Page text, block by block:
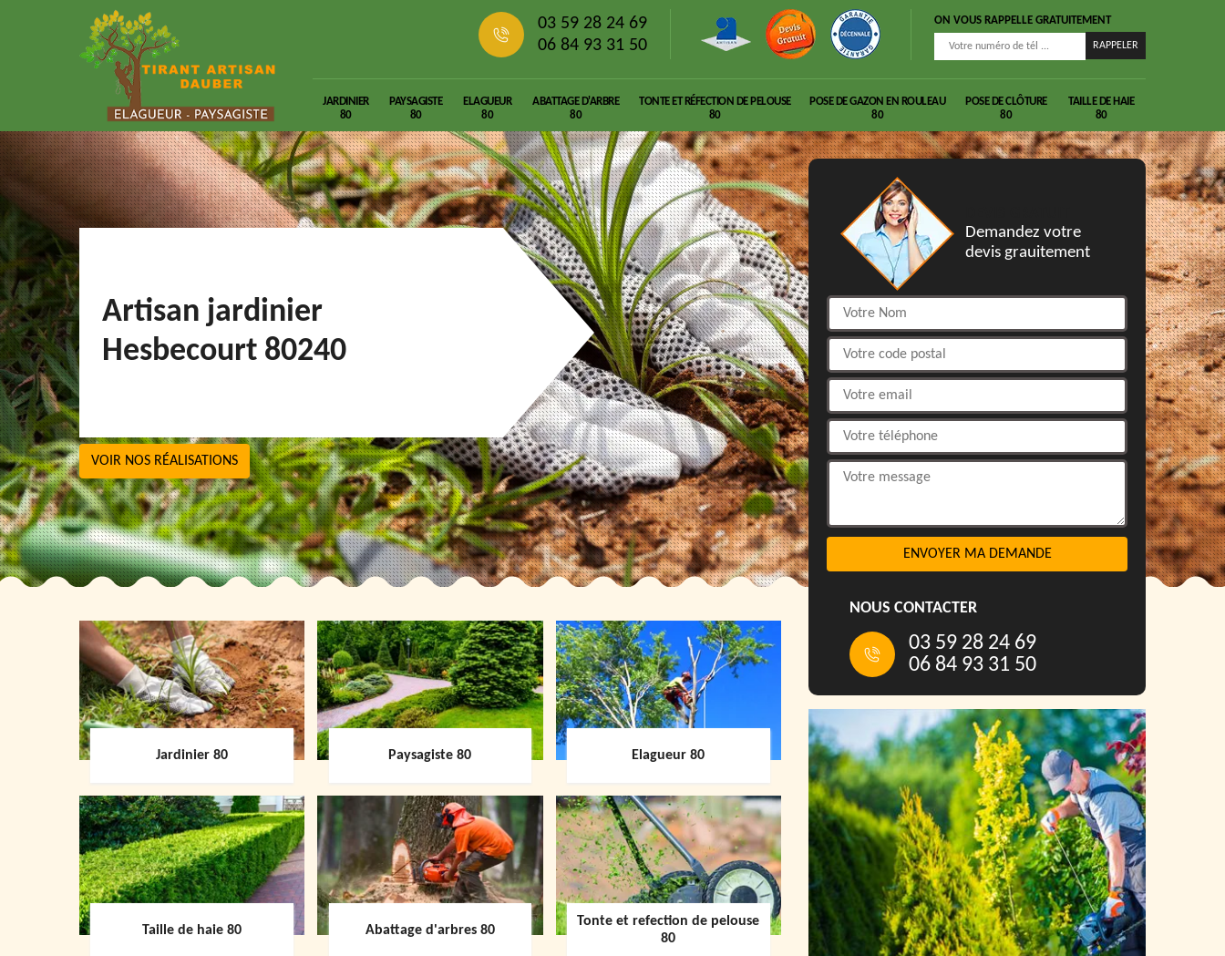
03 59 28 24 69
06 84 93 31 50
ON VOUS RAPPELLE GRATUITEMENT
JARDINIER
80
PAYSAGISTE
80
ELAGUEUR
80
ABATTAGE D'ARBRE
80
TONTE ET RÉFECTION DE PELOUSE
80
POSE DE GAZON EN ROULEAU
80
POSE DE CLÔTURE
80
TAILLE DE HAIE
80
Artisan jardinier
Hesbecourt 80240
VOIR NOS RÉALISATIONS
Jardinier 80 Paysagiste 80 Elagueur 80
Taille de haie 80 Abattage d'arbres 80
Tonte et refection de pelouse
80
Demandez votre
devis grauitement
NOUS CONTACTER
03 59 28 24 69
06 84 93 31 50